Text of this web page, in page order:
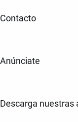
Contacto
Anúnciate
Descarga nuestras